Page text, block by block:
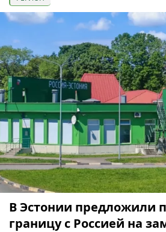
В Эстонии предложили
границу с Россией на